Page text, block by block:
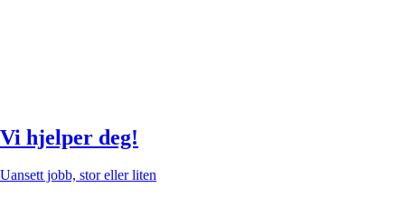
Vi hjelper deg!
Uansett jobb, stor eller liten